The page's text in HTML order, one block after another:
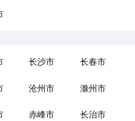
长沙市 长春市
沧州市 滁州市
赤峰市 长治市